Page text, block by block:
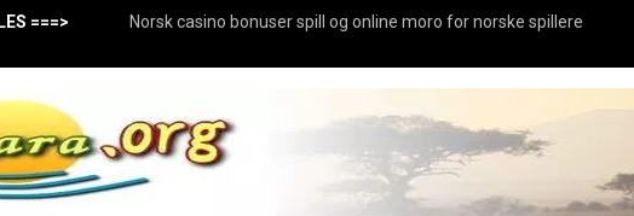
===> Norsk casino bonuser spill og online moro for norske spillere